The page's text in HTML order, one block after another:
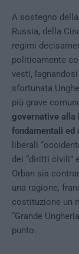
A sostegno
Russia, della
regimi
politicamente
vesti,
sfortunata
più grave
governative alla
fondamentali
liberali
dei “diritti civili”
Orban sia
una ragione,
costituzione un
“Grande
punto.